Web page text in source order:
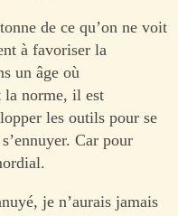
de ce qu’on ne voit
à favoriser la
un âge où
la norme, il est
les outils pour se
Car pour
je n’aurais jamais